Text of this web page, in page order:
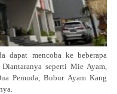
dapat mencoba ke beberapa
seperti Mie Ayam,
Pemuda, Bubur Ayam Kang